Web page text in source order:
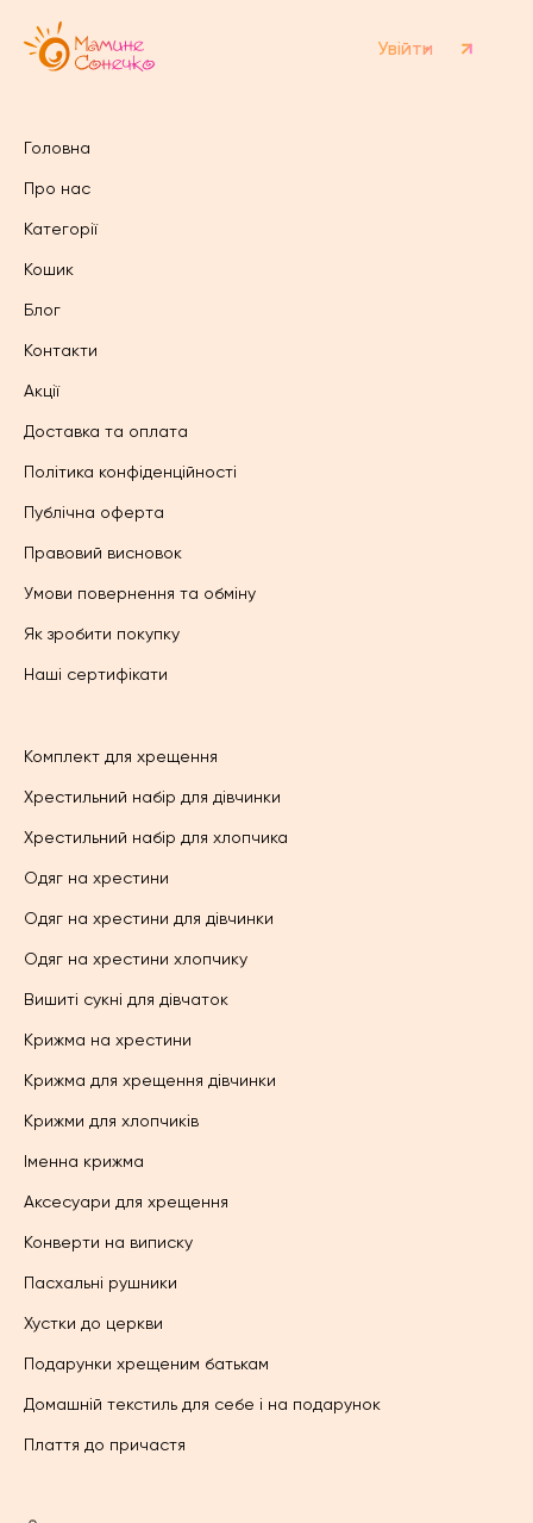
Увійти
Головна
Про нас
Категорії
Кошик
Блог
Контакти
Акції
Доставка та оплата
Політика конфіденційності
Публічна оферта
Правовий висновок
Умови повернення та обміну
Як зробити покупку
Наші сертифікати
Комплект для хрещення
Хрестильний набір для дівчинки
Хрестильний набір для хлопчика
Одяг на хрестини
Одяг на хрестини для дівчинки
Одяг на хрестини хлопчику
Вишиті сукні для дівчаток
Крижма на хрестини
Крижма для хрещення дівчинки
Крижми для хлопчиків
Іменна крижма
Аксесуари для хрещення
Конверти на виписку
Пасхальні рушники
Хустки до церкви
Подарунки хрещеним батькам
Домашній текстиль для себе і на подарунок
Плаття до причастя